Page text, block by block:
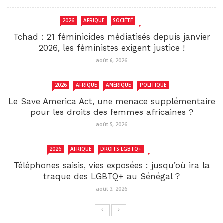
2026 AFRIQUE SOCIÉTÉ
Tchad : 21 féminicides médiatisés depuis janvier
2026, les féministes exigent justice !
août 6, 2026
2026 AFRIQUE AMÉRIQUE POLITIQUE
Le Save America Act, une menace supplémentaire
pour les droits des femmes africaines ?
août 5, 2026
2026 AFRIQUE DROITS LGBTQ+
Téléphones saisis, vies exposées : jusqu’où ira la
traque des LGBTQ+ au Sénégal ?
août 3, 2026